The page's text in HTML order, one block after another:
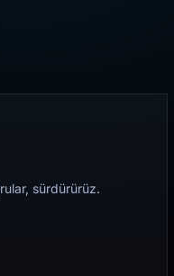
sürdürürüz.